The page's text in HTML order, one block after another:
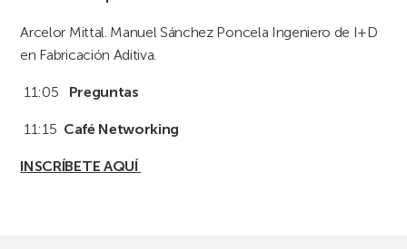
Arcelor Mittal. Manuel Sánchez Poncela Ingeniero de I+D
en Fabricación Aditiva.
11:05 Preguntas
11:15 Café Networking
INSCRÍBETE AQUÍ